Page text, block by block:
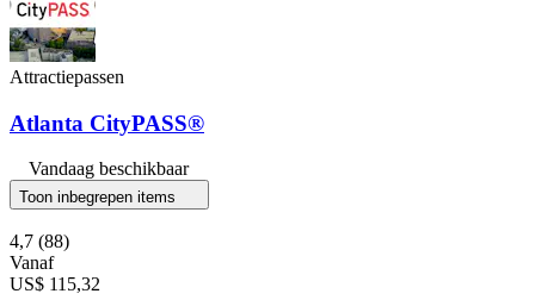
Attractiepassen
Atlanta CityPASS®
Vandaag beschikbaar
Toon inbegrepen items
4,7 (88)
Vanaf
US$ 115,32